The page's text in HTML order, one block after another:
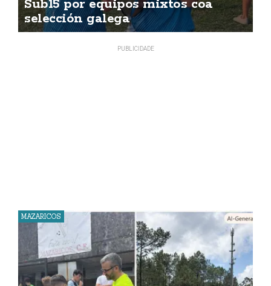
Sub15 por equipos mixtos coa
selección galega
MAZARICOS